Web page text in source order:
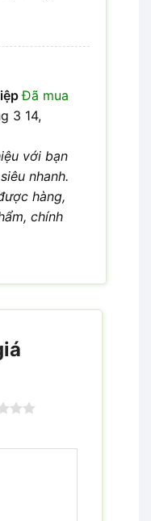
Đã mua
3 14,
với bạn
nhanh.
hàng,
chính